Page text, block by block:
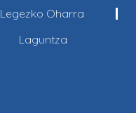
Legezko Oharra
Laguntza